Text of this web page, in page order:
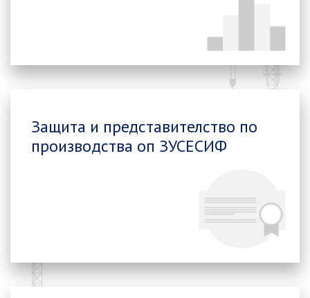
Защита и представителство по
производства оп ЗУСЕСИФ